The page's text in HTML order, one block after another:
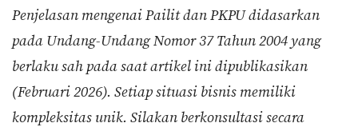
Penjelasan mengenai Pailit dan PKPU didasarkan
pada Undang-Undang Nomor 37 Tahun 2004 yang
berlaku sah pada saat artikel ini dipublikasikan
(Februari 2026). Setiap situasi bisnis memiliki
kompleksitas unik. Silakan berkonsultasi secara